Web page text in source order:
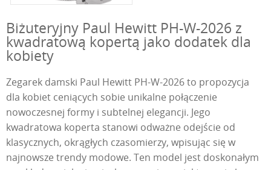
Biżuteryjny Paul Hewitt PH-W-2026 z
kwadratową kopertą jako dodatek dla
kobiety
Zegarek damski Paul Hewitt PH-W-2026 to propozycja
dla kobiet ceniących sobie unikalne połączenie
nowoczesnej formy i subtelnej elegancji. Jego
kwadratowa koperta stanowi odważne odejście od
klasycznych, okrągłych czasomierzy, wpisując się w
najnowsze trendy modowe. Ten model jest doskonałym